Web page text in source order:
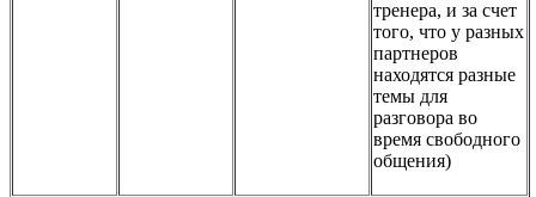
тренера, и за счет
того, что у разных
партнеров
находятся разные
темы для
разговора во
время свободного
общения)